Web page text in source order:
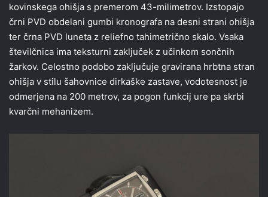
kovinskega ohišja s premerom 43-milimetrov. Izstopajo
črni PVD obdelani gumbi kronografa na desni strani ohišja
ter črna PVD luneta z reliefno tahimetrično skalo. Vsaka
številčnica ima teksturni zaključek z učinkom sončnih
žarkov. Celostno podobo zaključuje gravirana hrbtna stran
ohišja v stilu šahovnice dirkaške zastave, vodotesnost je
odmerjena na 200 metrov, za pogon funkcij ure pa skrbi
kvarčni mehanizem.